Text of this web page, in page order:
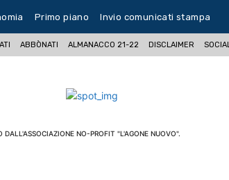
Primo piano Invio comunicati stampa
ABBÒNATI ALMANACCO 21-22 DISCLAIMER SOCIAL
NO-PROFIT "L'AGONE NUOVO".